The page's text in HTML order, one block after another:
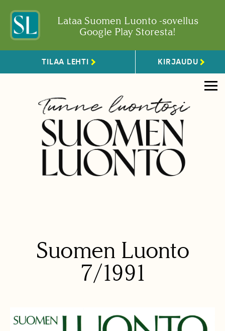
Lataa Suomen Luonto -sovellus
Google Play Storesta!
TILAA LEHTI KIRJAUDU
Suomen Luonto
7/1991